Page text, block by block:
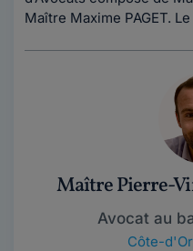
Maître Maxime PAGET.
Maître Pierre-
Avocat au
Côte-d'Or